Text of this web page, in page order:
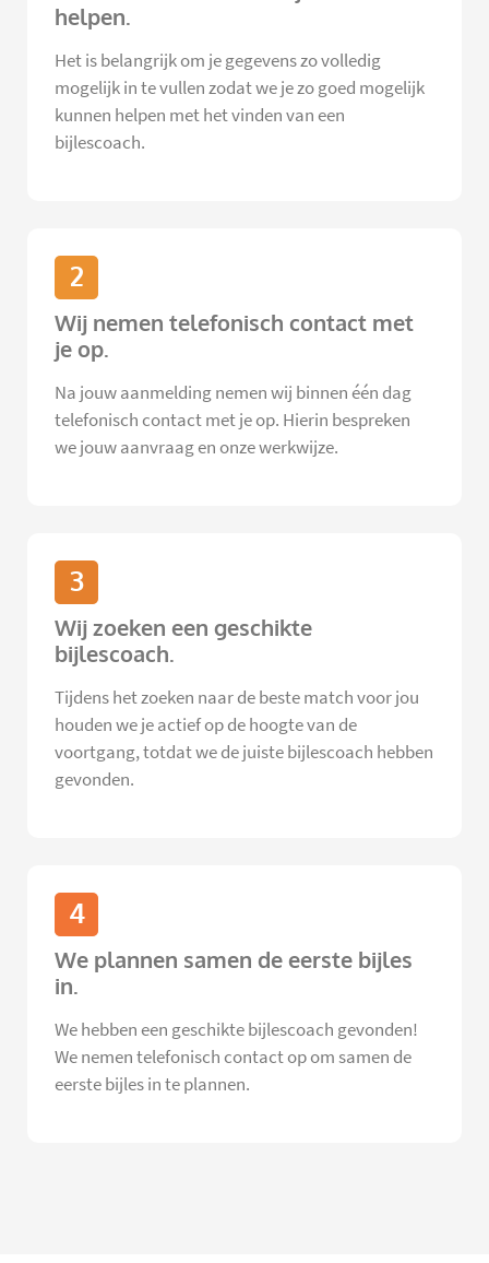
helpen.
Het is belangrijk om je gegevens zo volledig
mogelijk in te vullen zodat we je zo goed mogelijk
kunnen helpen met het vinden van een
bijlescoach.
2
Wij nemen telefonisch contact met
je op.
Na jouw aanmelding nemen wij binnen één dag
telefonisch contact met je op. Hierin bespreken
we jouw aanvraag en onze werkwijze.
3
Wij zoeken een geschikte
bijlescoach.
Tijdens het zoeken naar de beste match voor jou
houden we je actief op de hoogte van de
voortgang, totdat we de juiste bijlescoach hebben
gevonden.
4
We plannen samen de eerste bijles
in.
We hebben een geschikte bijlescoach gevonden!
We nemen telefonisch contact op om samen de
eerste bijles in te plannen.